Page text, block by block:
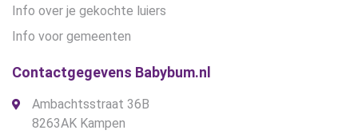
Info over je gekochte luiers
Info voor gemeenten
Contactgegevens Babybum.nl
Ambachtsstraat 36B
8263AK Kampen